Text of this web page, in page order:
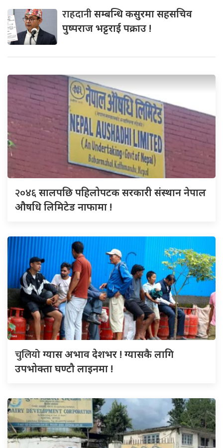
राहदानीसम्बन्धि कसुरमा सहसचिव
पुष्पराज भट्टराई पक्राउ !
२०४६सालपछि पहिलोपटक सरकारी संस्थान नेपाल
औषधि लिमिटेड नाफामा !
चुलियोग्यास अभाव देशभर ! ग्यासकै लागि
उपभोक्ता घण्टौ लाइनमा !